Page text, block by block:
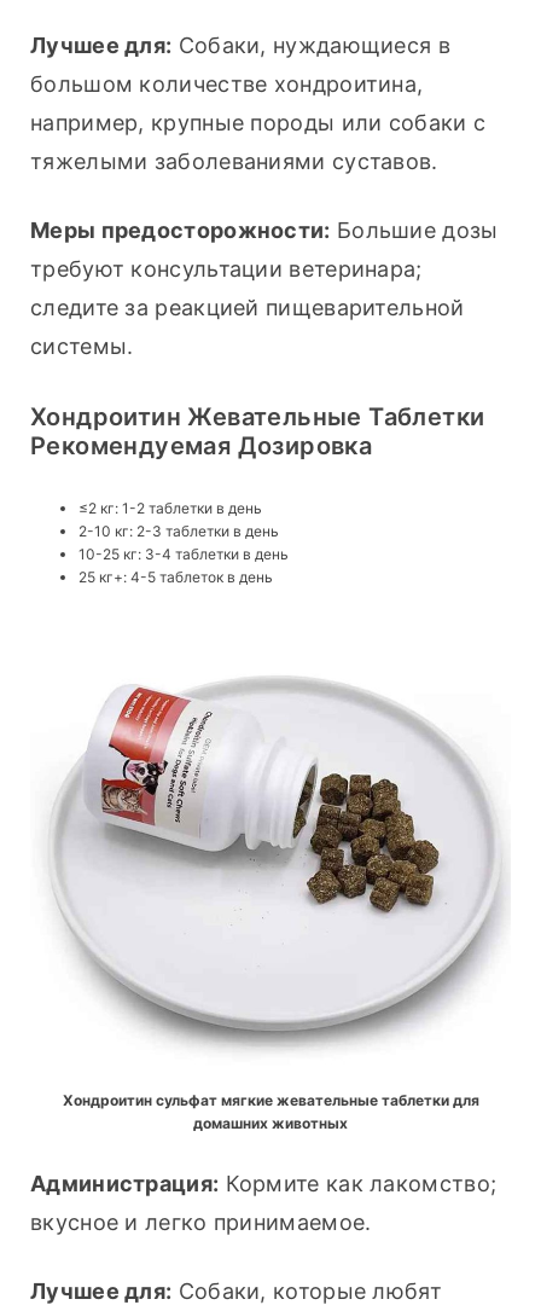
Лучшее для: Собаки, нуждающиеся в
большом количестве хондроитина,
например, крупные породы или собаки с
тяжелыми заболеваниями суставов.
Меры предосторожности: Большие дозы
требуют консультации ветеринара;
следите за реакцией пищеварительной
системы.
Хондроитин Жевательные Таблетки
Рекомендуемая Дозировка
≤2 кг: 1-2 таблетки в день
2-10 кг: 2-3 таблетки в день
10-25 кг: 3-4 таблетки в день
25 кг+: 4-5 таблеток в день
Хондроитин сульфат мягкие жевательные таблетки для
домашних животных
Администрация: Кормите как лакомство;
вкусное и легко принимаемое.
Лучшее для: Собаки, которые любят